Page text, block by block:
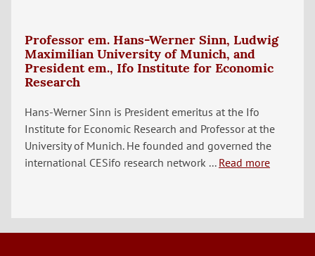
Professor em. Hans-Werner Sinn, Ludwig
Maximilian University of Munich, and
President em., Ifo Institute for Economic
Research
Hans-Werner Sinn is President emeritus at the Ifo
Institute for Economic Research and Professor at the
University of Munich. He founded and governed the
international CESifo research network ... Read more